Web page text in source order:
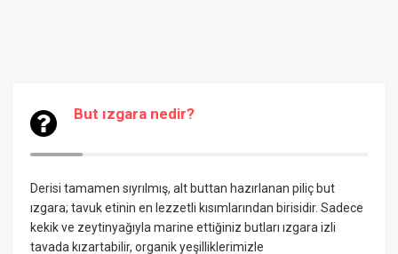
But ızgara nedir?
Derisi tamamen sıyrılmış, alt buttan hazırlanan piliç but
ızgara; tavuk etinin en lezzetli kısımlarından birisidir. Sadece
kekik ve zeytinyağıyla marine ettiğiniz butları ızgara izli
tavada kızartabilir, organik yeşilliklerimizle